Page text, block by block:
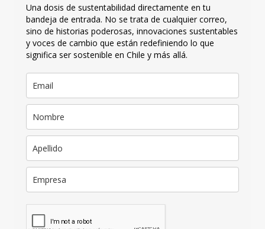
Una dosis de sustentabilidad directamente en tu
bandeja de entrada. No se trata de cualquier correo,
sino de historias poderosas, innovaciones sustentables
y voces de cambio que están redefiniendo lo que
significa ser sostenible en Chile y más allá.